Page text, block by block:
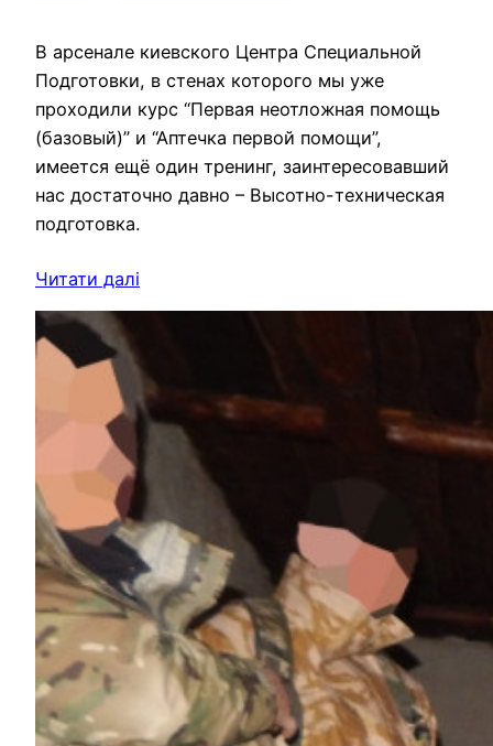
В арсенале киевского Центра Специальной
Подготовки, в стенах которого мы уже
проходили курс “Первая неотложная помощь
(базовый)” и “Аптечка первой помощи”,
имеется ещё один тренинг, заинтересовавший
нас достаточно давно – Высотно-техническая
подготовка.
Читати далі